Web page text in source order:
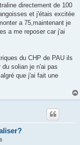
directement de 100
et j'étais excitée
a 75,maintenant je
a me reposer car j'ai
du CHP de PAU ils
solian je n'ai pas
que j'ai fait une